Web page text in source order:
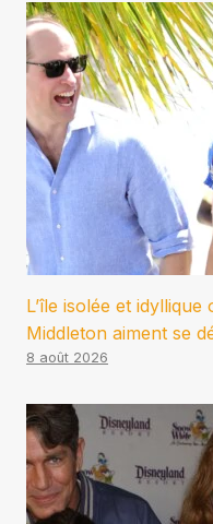
L’île isolée et
Middleton aiment se
8 août 2026